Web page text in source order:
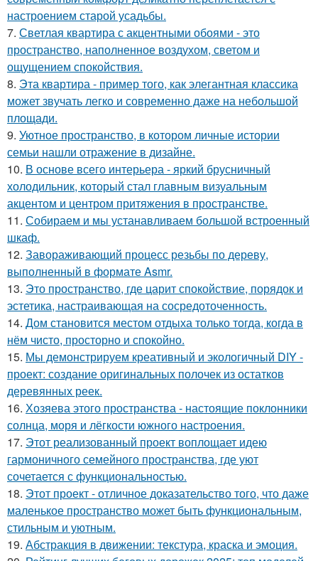
настроением старой усадьбы.
7. Светлая квартира с акцентными обоями - это
пространство, наполненное воздухом, светом и
ощущением спокойствия.
8. Эта квартира - пример того, как элегантная классика
может звучать легко и современно даже на небольшой
площади.
9. Уютное пространство, в котором личные истории
семьи нашли отражение в дизайне.
10. В основе всего интерьера - яркий брусничный
холодильник, который стал главным визуальным
акцентом и центром притяжения в пространстве.
11. Собираем и мы устанавливаем большой встроенный
шкаф.
12. Завораживающий процесс резьбы по дереву,
выполненный в формате Asmr.
13. Это пространство, где царит спокойствие, порядок и
эстетика, настраивающая на сосредоточенность.
14. Дом становится местом отдыха только тогда, когда в
нём чисто, просторно и спокойно.
15. Мы демонстрируем креативный и экологичный DIY -
проект: создание оригинальных полочек из остатков
деревянных реек.
16. Хозяева этого пространства - настоящие поклонники
солнца, моря и лёгкости южного настроения.
17. Этот реализованный проект воплощает идею
гармоничного семейного пространства, где уют
сочетается с функциональностью.
18. Этот проект - отличное доказательство того, что даже
маленькое пространство может быть функциональным,
стильным и уютным.
19. Абстракция в движении: текстура, краска и эмоция.